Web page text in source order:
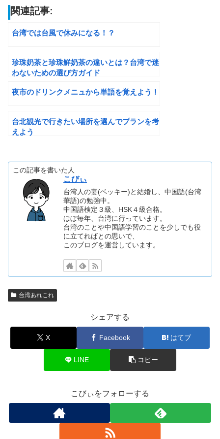
関連記事:
台湾では台風で休みになる！？
珍珠奶茶と珍珠鮮奶茶の違いとは？台湾で迷
わないための選び方ガイド
夜市のドリンクメニュから単語を覚えよう！
台北観光で行きたい場所を選んでプランを考
えよう
この記事を書いた人
こびぃ
台湾人の妻(ベッキー)と結婚し、中国語(台湾
華語)の勉強中。
中国語検定３級、HSK４級合格。
ほぼ毎年、台湾に行っています。
台湾のことや中国語学習のことを少しでも役
に立てればとの思いで、
このブログを運営しています。
台湾あれこれ
シェアする
X Facebook はてブ
LINE コピー
こびぃをフォローする